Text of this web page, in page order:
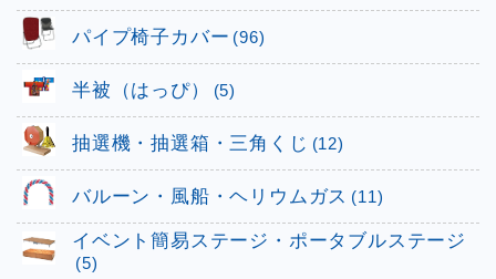
パイプ椅子カバー (96)
半被（はっぴ） (5)
抽選機・抽選箱・三角くじ (12)
バルーン・風船・ヘリウムガス (11)
イベント簡易ステージ・ポータブルステージ
(5)